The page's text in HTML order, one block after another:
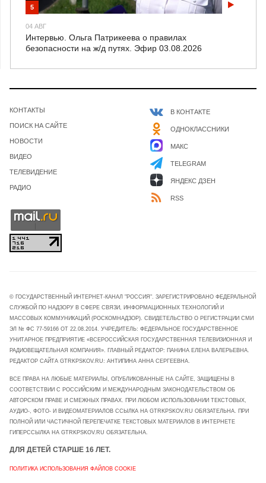
5
04 АВГ
Интервью. Ольга Патрикеева о правилах
безопасности на ж/д путях. Эфир 03.08.2026
1
09 ИЮЛЬ
Квадратные метры глазами эксперта. Выпуск 11.
Эфир 09.07.2026
14 ИЮЛЬ
Оперштаб изменил правила продажи топлива в
Псковской области
КОНТАКТЫ
ПОИСК НА САЙТЕ
НОВОСТИ
ВИДЕО
ТЕЛЕВИДЕНИЕ
РАДИО
В КОНТАКТЕ
ОДНОКЛАССНИКИ
МАКС
TELEGRAM
ЯНДЕКС ДЗЕН
RSS
© ГОСУДАРСТВЕННЫЙ ИНТЕРНЕТ-КАНАЛ "РОССИЯ". ЗАРЕГИСТРИРОВАНО ФЕДЕРАЛЬНОЙ
СЛУЖБОЙ ПО НАДЗОРУ В СФЕРЕ СВЯЗИ, ИНФОРМАЦИОННЫХ ТЕХНОЛОГИЙ И
МАССОВЫХ КОММУНИКАЦИЙ (РОСКОМНАДЗОР). СВИДЕТЕЛЬСТВО О РЕГИСТРАЦИИ СМИ
ЭЛ № ФС 77-59166 ОТ 22.08.2014. УЧРЕДИТЕЛЬ: ФЕДЕРАЛЬНОЕ ГОСУДАРСТВЕННОЕ
УНИТАРНОЕ ПРЕДПРИЯТИЕ «ВСЕРОССИЙСКАЯ ГОСУДАРСТВЕННАЯ ТЕЛЕВИЗИОННАЯ И
РАДИОВЕЩАТЕЛЬНАЯ КОМПАНИЯ». ГЛАВНЫЙ РЕДАКТОР: ПАНИНА ЕЛЕНА ВАЛЕРЬЕВНА.
РЕДАКТОР САЙТА GTRKPSKOV.RU: АНТИПИНА АННА СЕРГЕЕВНА.
ВСЕ ПРАВА НА ЛЮБЫЕ МАТЕРИАЛЫ, ОПУБЛИКОВАННЫЕ НА САЙТЕ, ЗАЩИЩЕНЫ В
СООТВЕТСТВИИ С РОССИЙСКИМ И МЕЖДУНАРОДНЫМ ЗАКОНОДАТЕЛЬСТВОМ ОБ
АВТОРСКОМ ПРАВЕ И СМЕЖНЫХ ПРАВАХ. ПРИ ЛЮБОМ ИСПОЛЬЗОВАНИИ ТЕКСТОВЫХ,
АУДИО-, ФОТО- И ВИДЕОМАТЕРИАЛОВ ССЫЛКА НА GTRKPSKOV.RU ОБЯЗАТЕЛЬНА. ПРИ
ПОЛНОЙ ИЛИ ЧАСТИЧНОЙ ПЕРЕПЕЧАТКЕ ТЕКСТОВЫХ МАТЕРИАЛОВ В ИНТЕРНЕТЕ
ГИПЕРССЫЛКА НА GTRKPSKOV.RU ОБЯЗАТЕЛЬНА.
ДЛЯ ДЕТЕЙ СТАРШЕ 16 ЛЕТ.
ПОЛИТИКА ИСПОЛЬЗОВАНИЯ ФАЙЛОВ COOKIE